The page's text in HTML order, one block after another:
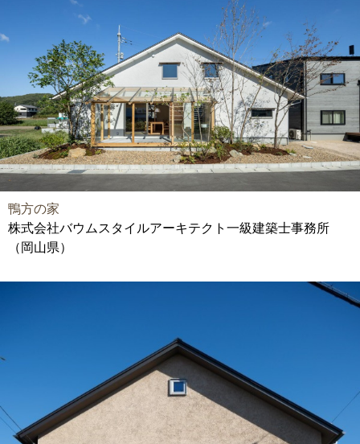
鴨方の家
株式会社バウムスタイルアーキテクト一級建築士事務所
（岡山県）